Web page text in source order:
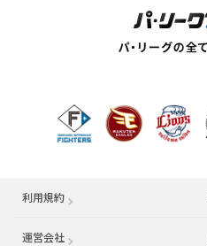
利用規約
運営会社 （別ウィンドウで開く）